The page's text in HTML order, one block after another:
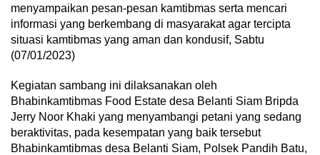
menyampaikan pesan-pesan kamtibmas serta mencari
informasi yang berkembang di masyarakat agar tercipta
situasi kamtibmas yang aman dan kondusif, Sabtu
(07/01/2023)
Kegiatan sambang ini dilaksanakan oleh
Bhabinkamtibmas Food Estate desa Belanti Siam Bripda
Jerry Noor Khaki yang menyambangi petani yang sedang
beraktivitas, pada kesempatan yang baik tersebut
Bhabinkamtibmas desa Belanti Siam, Polsek Pandih Batu,